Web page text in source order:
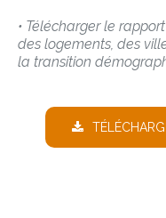
• Télécharger le
des logements, des
la transition